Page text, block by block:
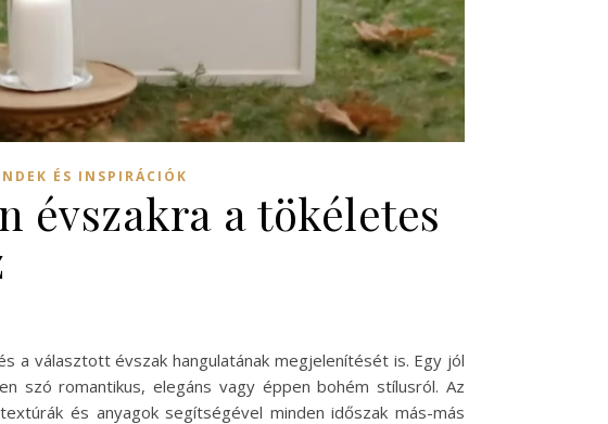
ÉS INSPIRÁCIÓK
évszakra a tökéletes
a választott évszak hangulatának megjelenítését is. Egy jól
szó romantikus, elegáns vagy éppen bohém stílusról. Az
és anyagok segítségével minden időszak más-más